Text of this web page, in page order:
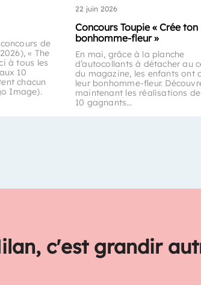
de
« The
à tous les
10
chacun
Image).
22 juin 2026
Concours Toupie « Crée ton
bonhomme-fleur »
En mai, grâce à la planche
d’autocollants à détacher au
du magazine, les enfants ont
leur bonhomme-fleur.
maintenant les réalisations
10 gagnants…
c'est grandir